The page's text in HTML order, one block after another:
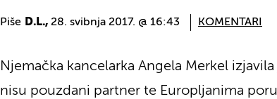
Piše D.L., 28. svibnja 2017. @ 16:43 KOMENTARI
Njemačka kancelarka Angela Merkel
nisu pouzdani partner te Europljanima